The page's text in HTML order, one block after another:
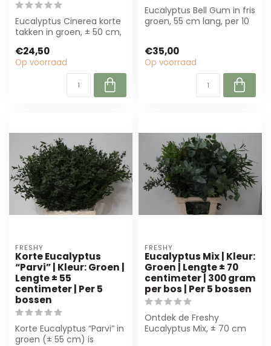
Eucalyptus Cinerea korte
takken in groen, ± 50 cm,
mo...
€24,50
Op voorraad
Eucalyptus Bell Gum in fris
groen, 55 cm lang, per 10
€35,00
Op voorraad
FRESHY
Korte Eucalyptus
“Parvi” | Kleur: Groen |
Lengte ± 55
centimeter | Per 5
bossen
Korte Eucalyptus “Parvi” in
groen (± 55 cm) is
FRESHY
Eucalyptus Mix | Kleur:
Groen | Lengte ± 70
centimeter | 300 gram
per bos | Per 5 bossen
Ontdek de Freshy
Eucalyptus Mix, ± 70 cm